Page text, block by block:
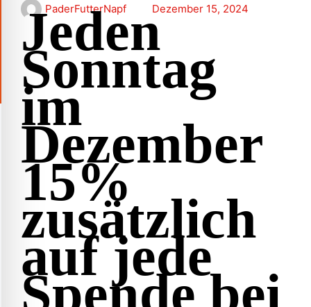
PaderFutterNapf Dezember 15, 2024
Jeden
Sonntag
im
Dezember
15%
zusätzlich
auf jede
Spende bei